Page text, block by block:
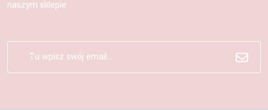
naszym sklepie